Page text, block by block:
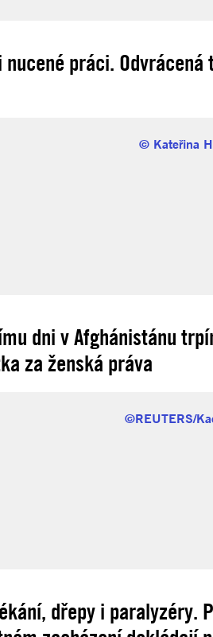
práci. Odvrácená
dni v Afghánistánu
za ženská práva
dřepy i paralyzéry.